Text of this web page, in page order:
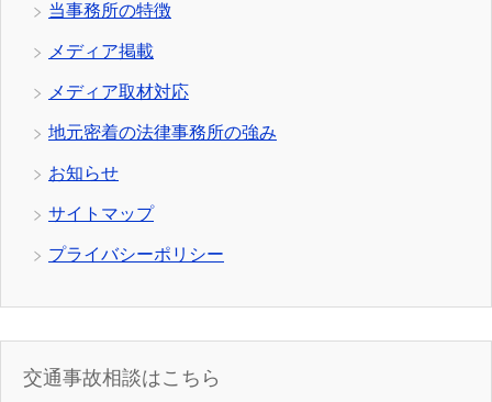
当事務所の特徴
メディア掲載
メディア取材対応
地元密着の法律事務所の強み
お知らせ
サイトマップ
プライバシーポリシー
交通事故相談はこちら